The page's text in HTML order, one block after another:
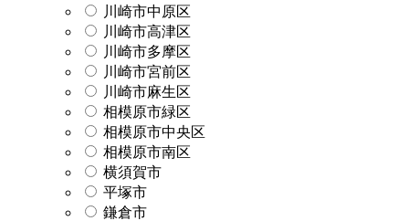
川崎市中原区
川崎市高津区
川崎市多摩区
川崎市宮前区
川崎市麻生区
相模原市緑区
相模原市中央区
相模原市南区
横須賀市
平塚市
鎌倉市